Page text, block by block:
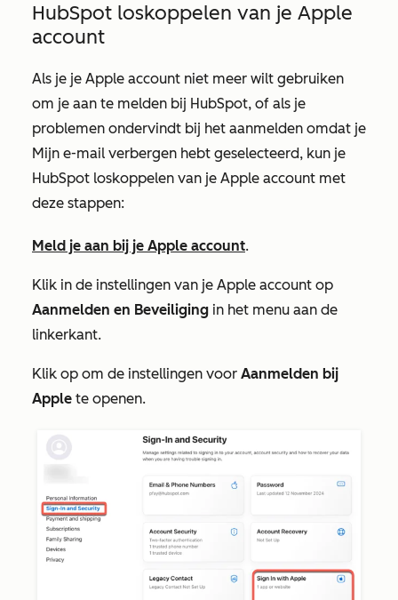
HubSpot loskoppelen van je Apple
account
Als je je Apple account niet meer wilt gebruiken
om je aan te melden bij HubSpot, of als je
problemen ondervindt bij het aanmelden omdat je
Mijn e-mail verbergen hebt geselecteerd, kun je
HubSpot loskoppelen van je Apple account met
deze stappen:
Meld je aan bij je Apple account.
Klik in de instellingen van je Apple account op
Aanmelden en Beveiliging in het menu aan de
linkerkant.
Klik op om de instellingen voor Aanmelden bij
Apple te openen.